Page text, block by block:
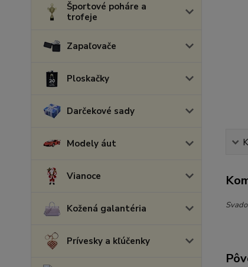
Športové poháre a
trofeje
Zapaľovače
Ploskačky
Darčekové sady
Modely áut
Vianoce
Kožená galantéria
Prívesky a kľúčenky